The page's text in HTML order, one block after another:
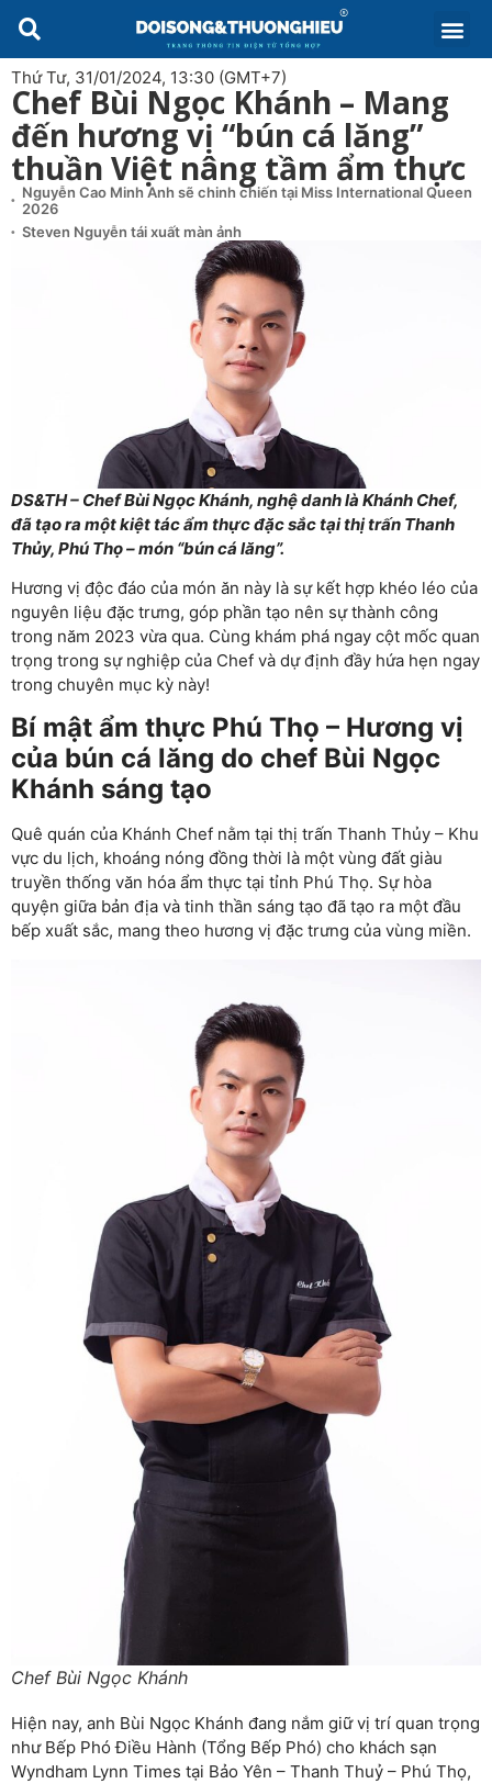
Thứ Tư, 31/01/2024, 13:30 (GMT+7)
Chef Bùi Ngọc Khánh – Mang
đến hương vị “bún cá lăng”
thuần Việt nâng tầm ẩm thực
Nguyễn Cao Minh Anh sẽ chinh chiến tại Miss International Queen
2026
Steven Nguyễn tái xuất màn ảnh
DS&TH – Chef Bùi Ngọc Khánh, nghệ danh là Khánh Chef,
đã tạo ra một kiệt tác ẩm thực đặc sắc tại thị trấn Thanh
Thủy, Phú Thọ – món “bún cá lăng”.
Hương vị độc đáo của món ăn này là sự kết hợp khéo léo của
nguyên liệu đặc trưng, góp phần tạo nên sự thành công
trong năm 2023 vừa qua. Cùng khám phá ngay cột mốc quan
trọng trong sự nghiệp của Chef và dự định đầy hứa hẹn ngay
trong chuyên mục kỳ này!
Bí mật ẩm thực Phú Thọ – Hương vị
của bún cá lăng do chef Bùi Ngọc
Khánh sáng tạo
Quê quán của Khánh Chef nằm tại thị trấn Thanh Thủy – Khu
vực du lịch, khoáng nóng đồng thời là một vùng đất giàu
truyền thống văn hóa ẩm thực tại tỉnh Phú Thọ. Sự hòa
quyện giữa bản địa và tinh thần sáng tạo đã tạo ra một đầu
bếp xuất sắc, mang theo hương vị đặc trưng của vùng miền.
Chef Bùi Ngọc Khánh
Hiện nay, anh Bùi Ngọc Khánh đang nắm giữ vị trí quan trọng
như Bếp Phó Điều Hành (Tổng Bếp Phó) cho khách sạn
Wyndham Lynn Times tại Bảo Yên – Thanh Thuỷ – Phú Thọ,